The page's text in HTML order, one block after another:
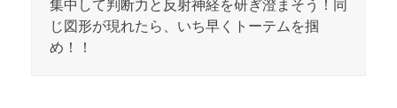
集中して判断力と反射神経を研ぎ澄まそう！同
じ図形が現れたら、いち早くトーテムを掴
め！！